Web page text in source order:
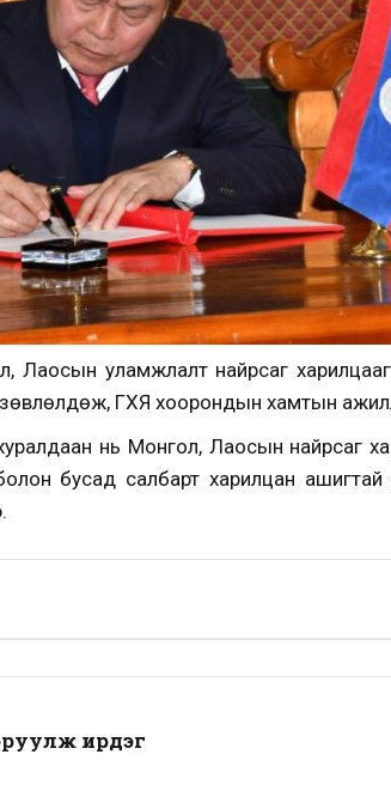
Лаосын уламжлалт найрсаг харилцааг
ГХЯ хоорондын хамтын
нь Монгол, Лаосын найрсаг
бусад салбарт харилцан ашигтай
ирдэг